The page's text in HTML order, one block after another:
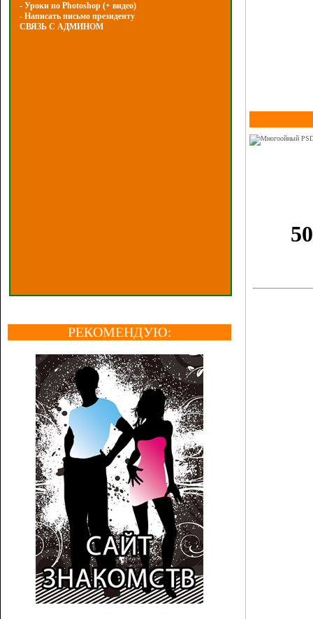
- Уроки по Photoshop (+ видео)
- Написать письмо президенту
СВЯЗЬ С АДМИНОМ
РЕКОМЕНДУЮ: